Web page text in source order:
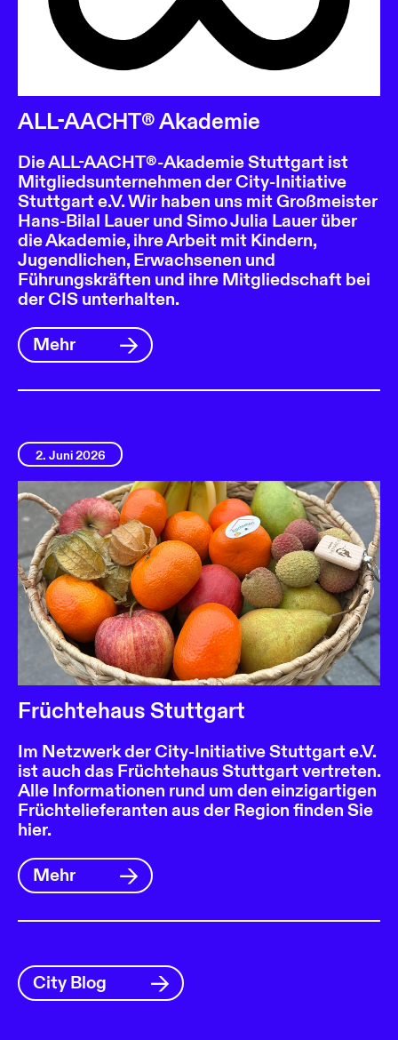
ALL-AACHT® Akademie
Die ALL-AACHT®-Akademie Stuttgart ist
Mitgliedsunternehmen der City-Initiative
Stuttgart e.V. Wir haben uns mit Großmeister
Hans-Bilal Lauer und Simo Julia Lauer über
die Akademie, ihre Arbeit mit Kindern,
Jugendlichen, Erwachsenen und
Führungskräften und ihre Mitgliedschaft bei
der CIS unterhalten.
Mehr
2. Juni 2026
Früchtehaus Stuttgart
Im Netzwerk der City-Initiative Stuttgart e.V.
ist auch das Früchtehaus Stuttgart vertreten.
Alle Informationen rund um den einzigartigen
Früchtelieferanten aus der Region finden Sie
hier.
Mehr
City Blog